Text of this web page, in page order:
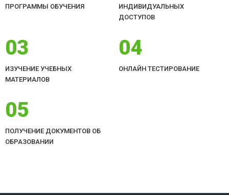
ПРОГРАММЫ ОБУЧЕНИЯ
ИНДИВИДУАЛЬНЫХ
ДОСТУПОВ
03
ИЗУЧЕНИЕ УЧЕБНЫХ
МАТЕРИАЛОВ
04
ОНЛАЙН ТЕСТИРОВАНИЕ
05
ПОЛУЧЕНИЕ ДОКУМЕНТОВ ОБ
ОБРАЗОВАНИИ